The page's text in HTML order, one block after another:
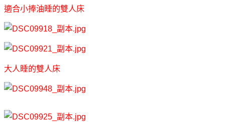
適合小捧油睡的雙人床
大人睡的雙人床